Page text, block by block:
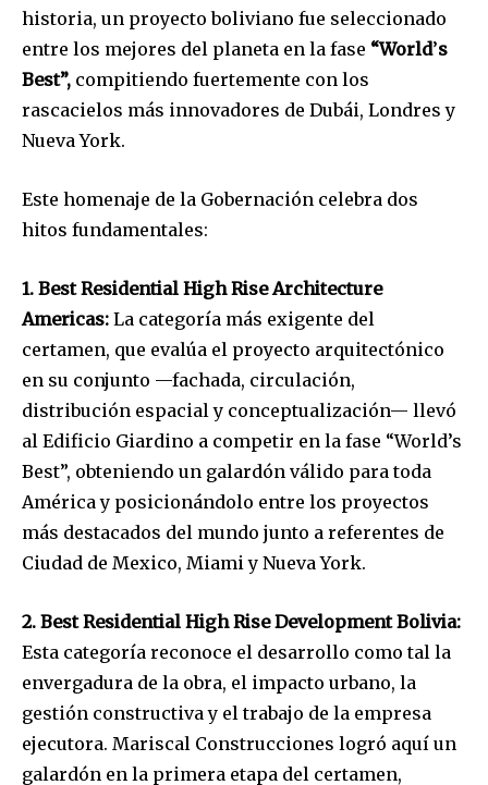
historia, un proyecto boliviano fue seleccionado
entre los mejores del planeta en la fase “World’s
Best”, compitiendo fuertemente con los
rascacielos más innovadores de Dubái, Londres y
Nueva York.
Este homenaje de la Gobernación celebra dos
hitos fundamentales:
1. Best Residential High Rise Architecture
Americas: La categoría más exigente del
certamen, que evalúa el proyecto arquitectónico
en su conjunto —fachada, circulación,
distribución espacial y conceptualización— llevó
al Edificio Giardino a competir en la fase “World’s
Best”, obteniendo un galardón válido para toda
América y posicionándolo entre los proyectos
más destacados del mundo junto a referentes de
Ciudad de Mexico, Miami y Nueva York.
2. Best Residential High Rise Development Bolivia:
Esta categoría reconoce el desarrollo como tal la
envergadura de la obra, el impacto urbano, la
gestión constructiva y el trabajo de la empresa
ejecutora. Mariscal Construcciones logró aquí un
galardón en la primera etapa del certamen,